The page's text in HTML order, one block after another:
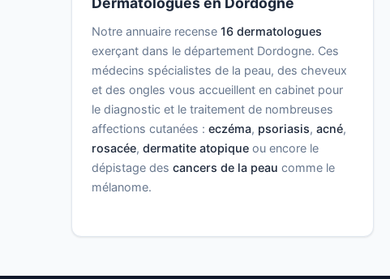
Notre annuaire recense 16 dermatologues
exerçant dans le département Dordogne. Ces
médecins spécialistes de la peau, des cheveux
et des ongles vous accueillent en cabinet pour
le diagnostic et le traitement de nombreuses
affections cutanées : eczéma, psoriasis, acné,
rosacée, dermatite atopique ou encore le
dépistage des cancers de la peau comme le
mélanome.